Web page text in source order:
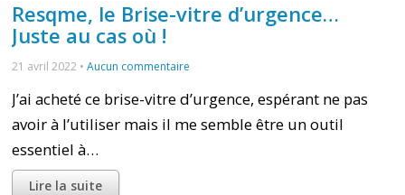
Resqme, le Brise-vitre d’urgence…
Juste au cas où !
21 avril 2022 •Aucun commentaire
J’ai acheté ce brise-vitre d’urgence, espérant ne pas
avoir à l’utiliser mais il me semble être un outil
essentiel à…
Lire la suite